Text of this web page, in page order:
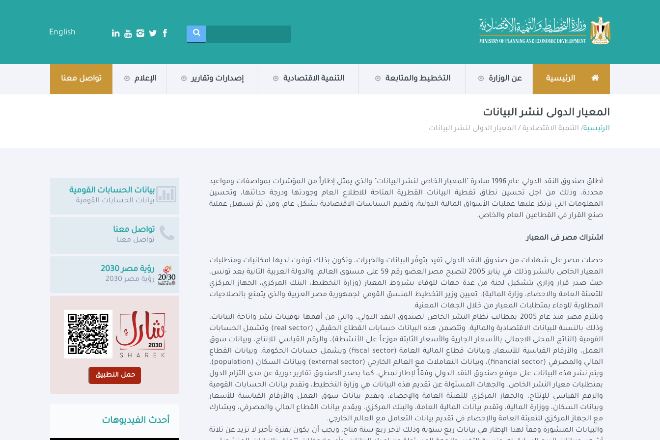
English
الرئيسية عن الوزارة التخطيط والمتابعة التنمية الاقتصادية إصدارات وتقارير الإعلام تواصل معنا
المعيار الدولى لنشر البيانات
الرئيسية/ التنمية الاقتصادية / المعيار الدولى لنشر البيانات
أطلق صندوق النقد الدولي عام 1996 مبادرة "المعيار الخاص لنشر البيانات" والذي يمثل إطاراً من المؤشرات بمواصفات ومواعيد
محددة، وذلك من اجل تحسين نطاق تغطية البيانات القطرية المتاحة للاطلاع العام وجودتها ودرجة حداثتها، وتحسين
المعلومات التي ترتكز عليها عمليات الأسواق المالية الدولية، وتقييم السياسات الاقتصادية بشكل عام، ومن ثمّ تسهيل عملية
صنع القرار في القطاعين العام والخاص.
اشتراك مصر فى المعيار
حصلت مصر على شهادات من صندوق النقد الدولي تفيد بتوفّر البيانات والخبرات، وتكون بذلك توفرت لديها امكانيات ومتطلبات
المعيار الخاص بالنشر وذلك في يناير 2005 لتصبح مصر العضو رقم 59 على مستوى العالم، والدولة العربية الثانية بعد تونس،
حيث صدر قرار وزاري بتشكيل لجنة من عدة جهات للوفاء بشروط المعيار (وزارة التخطيط، البنك المركزي، الجهاز المركزي
للتعبئة العامة والاحصاء، وزارة المالية). تعيين وزير التخطيط المنسق القومي لجمهورية مصر العربية والذي يتمتع بالصلاحيات
المطلوبة للوفاء بمتطلبات المعيار من خلال الجهات المعنية.
وتلتزم مصر منذ عام 2005 بمطالب نظام النشر الخاص لصندوق النقد الدولي، والتي من أهمها توقيتات نشر واتاحة البيانات،
وذلك بالنسبة للبيانات الاقتصادية والمالية. وتتضمن هذه البيانات حسابات القطاع الحقيقي (real sector) وتشمل الحسابات
القومية (الناتج المحلى الاجمالي بالأسعار الجارية والأسعار الثابتة موزعاً على الأنشطة)، والرقم القياسي للإنتاج، وبيانات سوق
العمل، والأرقام القياسية للأسعار، وبيانات قطاع المالية العامة (fiscal sector) ويشمل حسابات الحكومة، وبيانات القطاع
المالي والمصرفي (financial sector)، وبيانات التعاملات مع العالم الخارجي (external sector) وبيانات السكان (population).
ويتم نشر هذه البيانات على موقع صندوق النقد الدولي وفقاً لإطار نمطي، كما يصدر الصندوق تقارير دورية عن مدى التزام الدول
بمتطلبات معيار النشر الخاص. والجهات المسئولة عن تقديم هذه البيانات هي وزارة التخطيط، وتقدم بيانات الحسابات القومية
والرقم القياسي للإنتاج، والجهاز المركزي للتعبئة العامة والإحصاء، ويقدم بيانات سوق العمل والأرقام القياسية للأسعار
وبيانات السكان، ووزارة المالية، وتقدم بيانات المالية العامة، والبنك المركزي، ويقدم بيانات القطاع المالي والمصرفي، ويشارك
مع الجهاز المركزي للتعبئة العامة والإحصاء في تقديم بيانات التعامل مع العالم الخارجي.
والبيانات المنشورة وفقاً لهذا الإطار هي بيانات ربع سنوية وذلك لآخر ربع سنة متاح، ويجب أن يكون بفترة تأخير لا تزيد عن ثلاثة
بيانات الحسابات القومية
بيانات الحسابات القومية
تواصل معنا
تواصل معنا
رؤية مصر 2030
رؤية مصر 2030
أحدث الفيديوهات